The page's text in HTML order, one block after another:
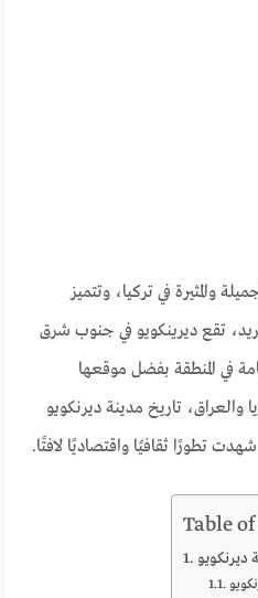
والمثيرة في تركيا، وتتميز
تقع ديرينكويو في جنوب شرق
في المنطقة بفضل موقعها
والعراق، تاريخ مدينة ديرنكويو
تطورًا ثقافيًا واقتصاديًا لافتًا.
Table
ديرنكويو